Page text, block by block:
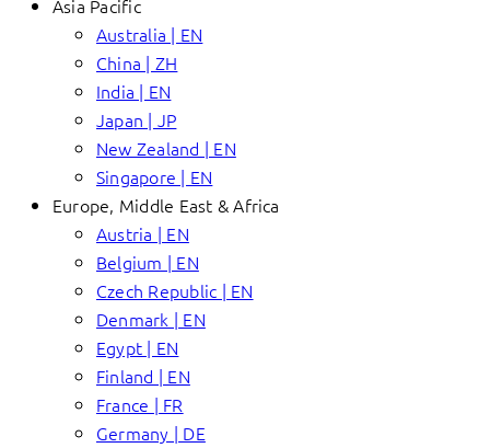
Asia Pacific
Australia | EN
China | ZH
India | EN
Japan | JP
New Zealand | EN
Singapore | EN
Europe, Middle East & Africa
Austria | EN
Belgium | EN
Czech Republic | EN
Denmark | EN
Egypt | EN
Finland | EN
France | FR
Germany | DE